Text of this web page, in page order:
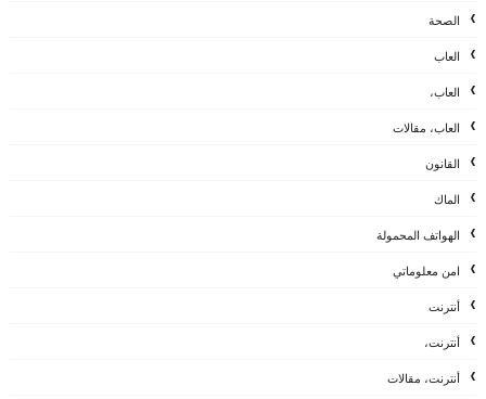
الصحة
العاب
العاب،
العاب، مقالات
القانون
الماك
الهواتف المحمولة
امن معلوماتي
أنترنت
أنترنت،
أنترنت، مقالات